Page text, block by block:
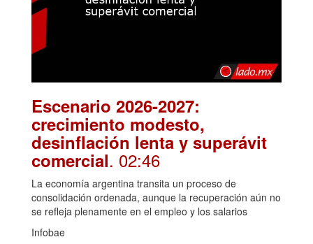
Escenario 2026-2027:
crecimiento modesto,
desinflación lenta y superávit
comercial. 02:46
La economía argentina transita un proceso de
consolidación ordenada, aunque la recuperación aún no
se refleja plenamente en el empleo y los salarios
Infobae